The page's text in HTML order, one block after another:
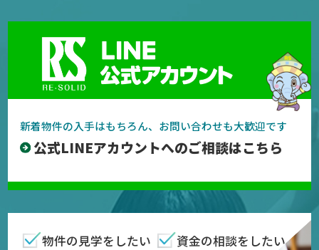
新着物件の入手はもちろん、お問い合わせも大歓迎です
公式LINEアカウントへのご相談はこちら
物件の見学をしたい 資金の相談をしたい